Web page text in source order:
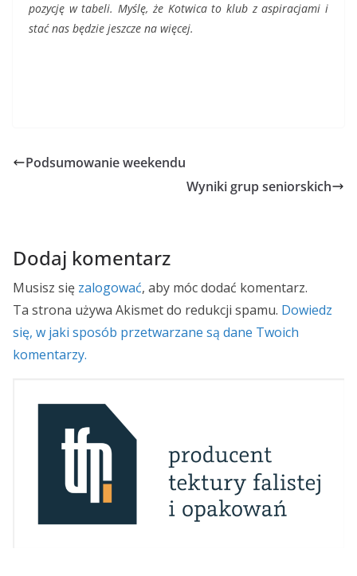
pozycję w tabeli. Myślę, że Kotwica to klub z aspiracjami i
stać nas będzie jeszcze na więcej.
Podsumowanie weekendu
Wyniki grup seniorskich
Dodaj komentarz
Musisz się zalogować, aby móc dodać komentarz.
Ta strona używa Akismet do redukcji spamu. Dowiedz
się, w jaki sposób przetwarzane są dane Twoich
komentarzy.